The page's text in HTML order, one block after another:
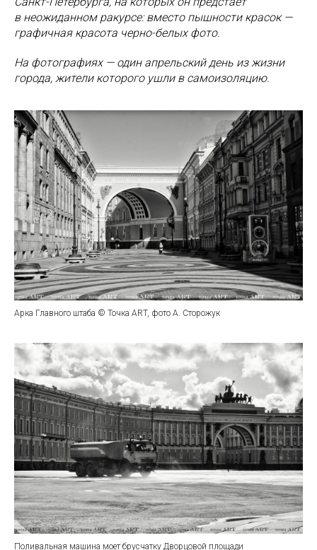
в неожиданном ракурсе: вместо пышности красок —
графичная красота черно-белых фото.
На фотографиях — один апрельский день из жизни
города, жители которого ушли в самоизоляцию.
Арка Главного штаба © Точка ART, фото А. Сторожук
Поливальная машина моет брусчатку Дворцовой площади